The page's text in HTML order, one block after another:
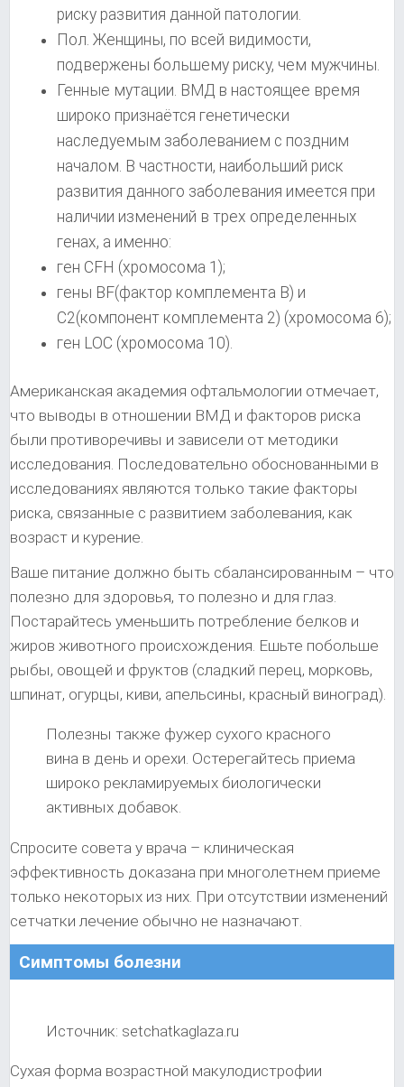
риску развития данной патологии.
Пол. Женщины, по всей видимости,
подвержены большему риску, чем мужчины.
Генные мутации. ВМД в настоящее время
широко признаётся генетически
наследуемым заболеванием с поздним
началом. В частности, наибольший риск
развития данного заболевания имеется при
наличии изменений в трех определенных
генах, а именно:
ген CFH (хромосома 1);
гены BF(фактор комплемента B) и
C2(компонент комплемента 2) (хромосома 6);
ген LOC (хромосома 10).
Американская академия офтальмологии отмечает,
что выводы в отношении ВМД и факторов риска
были противоречивы и зависели от методики
исследования. Последовательно обоснованными в
исследованиях являются только такие факторы
риска, связанные с развитием заболевания, как
возраст и курение.
Ваше питание должно быть сбалансированным – что
полезно для здоровья, то полезно и для глаз.
Постарайтесь уменьшить потребление белков и
жиров животного происхождения. Ешьте побольше
рыбы, овощей и фруктов (сладкий перец, морковь,
шпинат, огурцы, киви, апельсины, красный виноград).
Полезны также фужер сухого красного
вина в день и орехи. Остерегайтесь приема
широко рекламируемых биологически
активных добавок.
Спросите совета у врача – клиническая
эффективность доказана при многолетнем приеме
только некоторых из них. При отсутствии изменений
сетчатки лечение обычно не назначают.
Симптомы болезни
Источник: setchatkaglaza.ru
Сухая форма возрастной макулодистрофии